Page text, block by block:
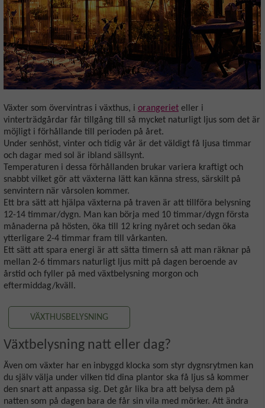
Växter som övervintras i växthus, i orangeriet eller i
vinterträdgårdar får tillgång till så mycket naturligt ljus som det är
möjligt i förhållande till perioden på året.
Under senhöst, vinter och tidig vår är det väldigt få ljusa timmar
och dagar med sol är ibland sällsynt.
Temperaturen i dessa förhållanden brukar variera kraftigt och
snabbt vilket gör att växterna lätt kan känna stress, särskilt på
senvintern när vårsolen kommer.
Ett bra sätt att hjälpa växterna på traven är att tillföra belysning
12-14 timmar/dygn. Man kan börja med 10 timmar/dygn första
månaderna på hösten, öka till 12 kring nyåret och sedan öka
ytterligare 2-4 timmar fram till vårkanten.
Ett sätt att spara energi är att sätta timern så att man räknar på
mellan 2-6 timmars naturligt ljus mitt på dagen beroende av
årstid och fyller på med växtbelysning morgon och
eftermiddag/kväll.
VÄXTHUSBELYSNING
Växtbelysning natt eller dag?
Även om växter har en inbyggd klocka som styr dygnsrytmen kan
du själv välja under vilken tid dina plantor ska få ljus så kommer
den snart att anpassa sig. Det går lika bra att belysa dem på
natten som på dagen bara de får sin vila med mörker. Att ändra